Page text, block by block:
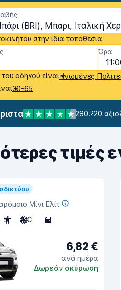
(BRI), Μπάρι, Ιταλική
στην ίδια τοποθεσία
Ώρα
οδηγού είναιΗνωμένες
30-65
280.220
τιμές
Μίνι Ελίτ
5 A/C 5
6,82 €
ανά ημέρα
Δωρεάν ακύρωση